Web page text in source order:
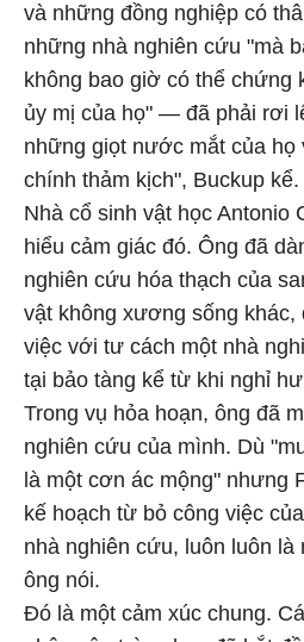
và những đồng nghiệp có
những nhà nghiên cứu "mà
không bao giờ có thể chứng
ủy mị của họ" — đã phải rơi
những giọt nước mắt của họ
chính thảm kịch", Buckup kể.
Nhà cổ sinh vật học Antonio
hiểu cảm giác đó. Ông đã
nghiên cứu hóa thạch của
vật không xương sống khác,
việc với tư cách một nhà
tại bảo tàng kể từ khi nghỉ
Trong vụ hỏa hoạn, ông đã
nghiên cứu của mình. Dù
là một cơn ác mộng" nhưng
kế hoạch từ bỏ công việc
nhà nghiên cứu, luôn luôn là
ông nói.
Đó là một cảm xúc chung.